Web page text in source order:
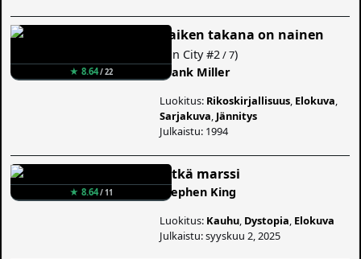
★ 8.64/ 22
Kaiken takana on nainen
Sin City#2 / 7)
Frank Miller
Luokitus: Rikoskirjallisuus Elokuva
Sarjakuva Jännitys
Julkaistu: 1994
★ 8.64/ 11
Pitkä marssi
Stephen King
Luokitus: Kauhu Dystopia Elokuva
Julkaistu: syyskuu 2, 2025